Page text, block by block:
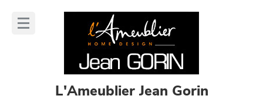
L'Ameublier Jean Gorin